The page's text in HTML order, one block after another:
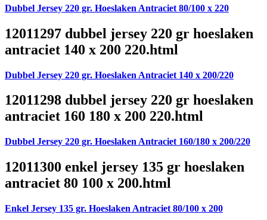
Dubbel Jersey 220 gr. Hoeslaken Antraciet 80/100 x 220
12011297 dubbel jersey 220 gr hoeslaken
antraciet 140 x 200 220.html
Dubbel Jersey 220 gr. Hoeslaken Antraciet 140 x 200/220
12011298 dubbel jersey 220 gr hoeslaken
antraciet 160 180 x 200 220.html
Dubbel Jersey 220 gr. Hoeslaken Antraciet 160/180 x 200/220
12011300 enkel jersey 135 gr hoeslaken
antraciet 80 100 x 200.html
Enkel Jersey 135 gr. Hoeslaken Antraciet 80/100 x 200